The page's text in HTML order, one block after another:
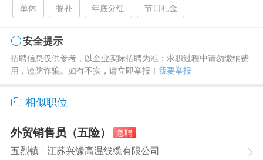
单休 餐补 年底分红 节日礼金
安全提示
招聘信息仅供参考，以企业实际招聘为准；求职过程中请勿缴纳费
用，谨防诈骗。如有不实，请立即举报！ 我要举报
相似职位
外贸销售员（五险）
急聘
五烈镇
江苏兴缘高温线缆有限公司